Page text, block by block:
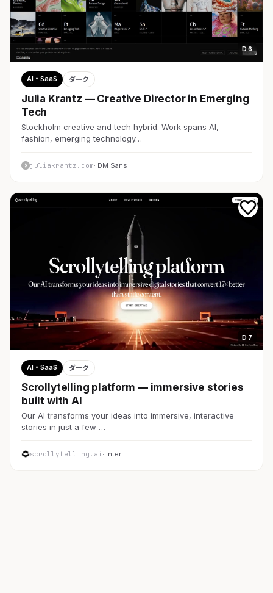
D 6
AI・SaaS ダーク
Julia Krantz — Creative Director in Emerging
Tech
Stockholm creative and tech hybrid. Work spans AI,
fashion, emerging technology…
juliakrantz.com· DM Sans
D 7
AI・SaaS ダーク
Scrollytelling platform — immersive stories
built with AI
Our AI transforms your ideas into immersive, interactive
stories in just a few …
scrollytelling.ai· Inter